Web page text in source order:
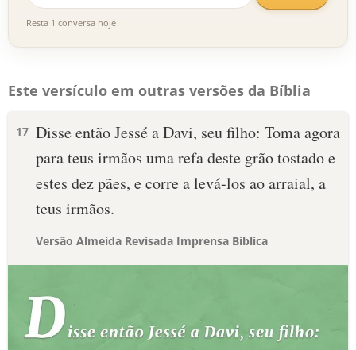
Resta 1 conversa hoje
Este versículo em outras versões da Bíblia
17 Disse então Jessé a Davi, seu filho: Toma agora
para teus irmãos uma refa deste grão tostado e
estes dez pães, e corre a levá-los ao arraial, a
teus irmãos.
Versão Almeida Revisada Imprensa Bíblica